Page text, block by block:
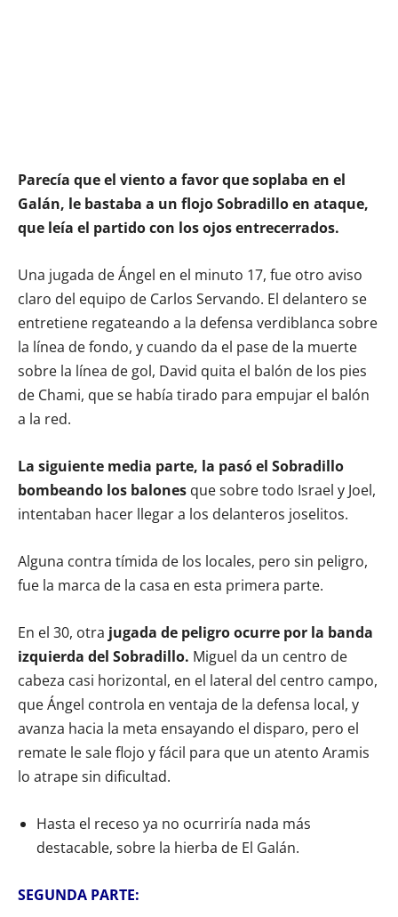
Parecía que el viento a favor que soplaba en el
Galán, le bastaba a un flojo Sobradillo en ataque,
que leía el partido con los ojos entrecerrados.
Una jugada de Ángel en el minuto 17, fue otro aviso
claro del equipo de Carlos Servando. El delantero se
entretiene regateando a la defensa verdiblanca sobre
la línea de fondo, y cuando da el pase de la muerte
sobre la línea de gol, David quita el balón de los pies
de Chami, que se había tirado para empujar el balón
a la red.
La siguiente media parte, la pasó el Sobradillo
bombeando los balones que sobre todo Israel y Joel,
intentaban hacer llegar a los delanteros joselitos.
Alguna contra tímida de los locales, pero sin peligro,
fue la marca de la casa en esta primera parte.
En el 30, otra jugada de peligro ocurre por la banda
izquierda del Sobradillo. Miguel da un centro de
cabeza casi horizontal, en el lateral del centro campo,
que Ángel controla en ventaja de la defensa local, y
avanza hacia la meta ensayando el disparo, pero el
remate le sale flojo y fácil para que un atento Aramis
lo atrape sin dificultad.
Hasta el receso ya no ocurriría nada más
destacable, sobre la hierba de El Galán.
SEGUNDA PARTE: